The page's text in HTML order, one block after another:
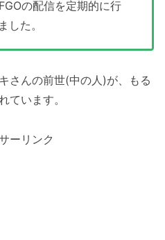
の配信を定期的に行
した。
さんの前世(中の人)が、もる
ています。
ーリンク